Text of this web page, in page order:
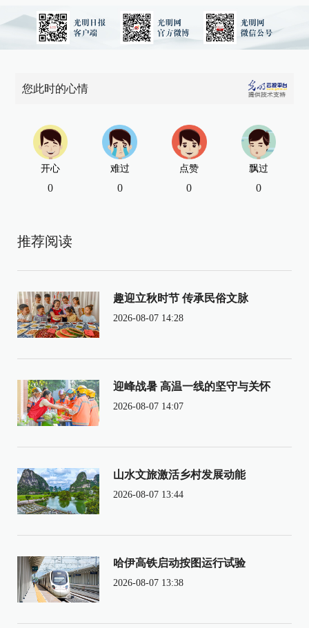
您此时的心情
开心
0
难过
0
点赞
0
飘过
0
推荐阅读
趣迎立秋时节 传承民俗文脉
2026-08-07 14:28
迎峰战暑 高温一线的坚守与关怀
2026-08-07 14:07
山水文旅激活乡村发展动能
2026-08-07 13:44
哈伊高铁启动按图运行试验
2026-08-07 13:38